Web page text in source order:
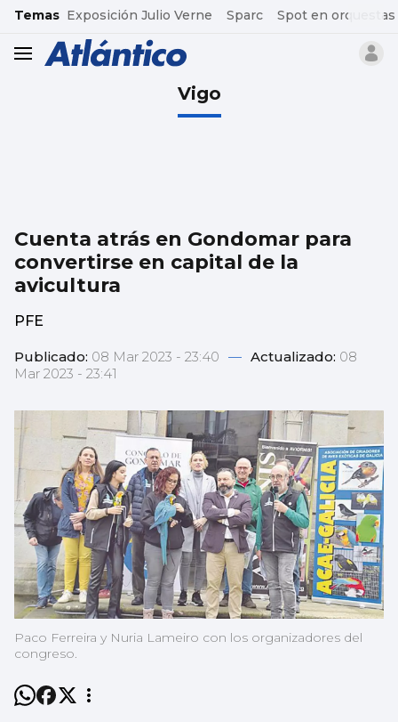
common.go-to-content
Temas Exposición Julio Verne Sparc Spot en orquestas
header.menu.open
Vigo
Cuenta atrás en Gondomar para
convertirse en capital de la
avicultura
PFE
Publicado: 08 Mar 2023 - 23:40 — Actualizado: 08
Mar 2023 - 23:41
Paco Ferreira y Nuria Lameiro con los organizadores del
congreso.